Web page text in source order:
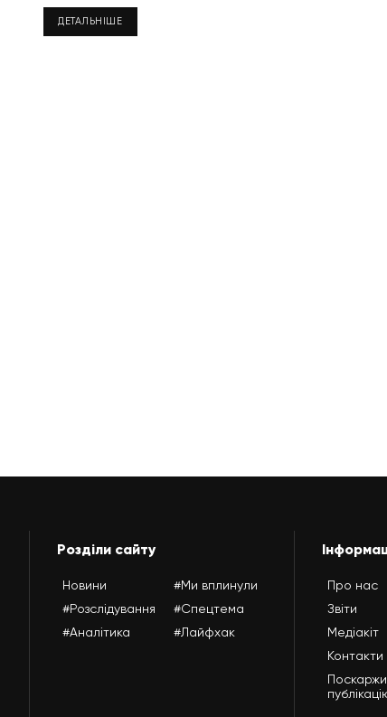
ДЕТАЛЬНІШЕ
Розділи сайту
Новини
#Розслідування
#Аналітика
#Ми вплинули
#Спецтема
#Лайфхак
Про нас
Звіти
Медіакіт
Контакти